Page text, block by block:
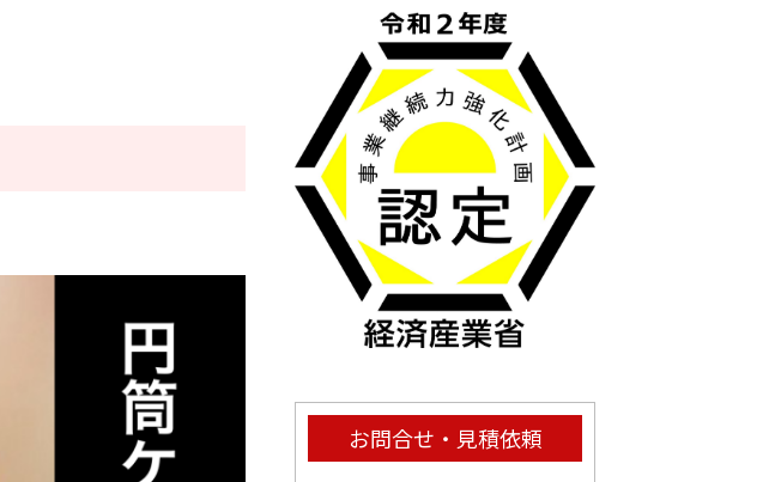
お問合せ・見積依頼